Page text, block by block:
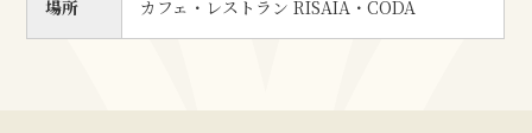
場所 カフェ・レストラン RISAIA・CODA